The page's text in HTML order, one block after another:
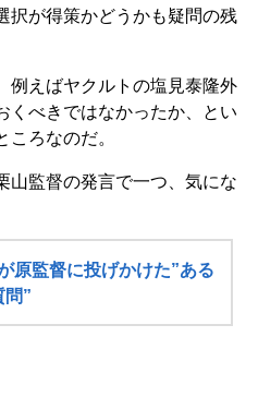
択が得策かどうかも疑問の残
えばヤクルトの塩見泰隆外
くべきではなかったか、とい
ころなのだ。
監督の発言で一つ、気にな
原監督に投げかけた”ある
問”